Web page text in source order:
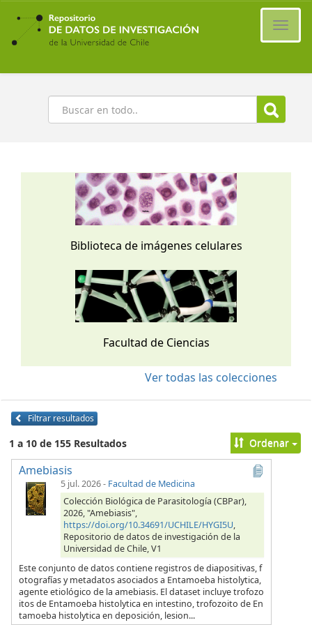
Ir
contenido
principal
Buscar
Biblioteca de imágenes celulares
Facultad de Ciencias
Ver todas las colecciones
Filtrar resultados
1 a 10 de 155 Resultados Ordenar
Amebiasis
5 jul. 2026- Facultad de Medicina
Colección Biológica de Parasitología (CBPar),
2026, "Amebiasis",
https://doi.org/10.34691/UCHILE/HYGI5U,
Repositorio de datos de investigación de la
Universidad de Chile, V1
Este conjunto de datos contiene registros de diapositivas, f
otografías y metadatos asociados a Entamoeba histolytica,
agente etiológico de la amebiasis. El dataset incluye trofozo
itos de Entamoeba histolytica en intestino, trofozoito de En
tamoeba histolytica en deposición, lesion...